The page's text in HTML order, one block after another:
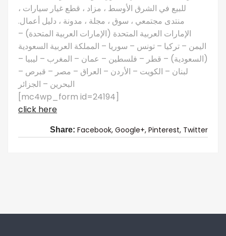
للبيع في الشرق الأوسط ، مزاد ، قطع غيار سيارات ،
منتدى مجتمعي ، سوق ، مجلة ، مدونة ، دليل أعمال.
الإمارات العربية المتحدة (الإمارات العربية المتحدة) –
اليمن – تركيا – تونس – سوريا – المملكة العربية السعودية
(السعودية) – قطر – فلسطين – عمان – المغرب – ليبيا –
لبنان – الكويت – الأردن – العراق – مصر – قبرص –
البحرين – الجزائر
[mc4wp_form id=24194]
click here
Share: Facebook, Google+, Pinterest, Twitter